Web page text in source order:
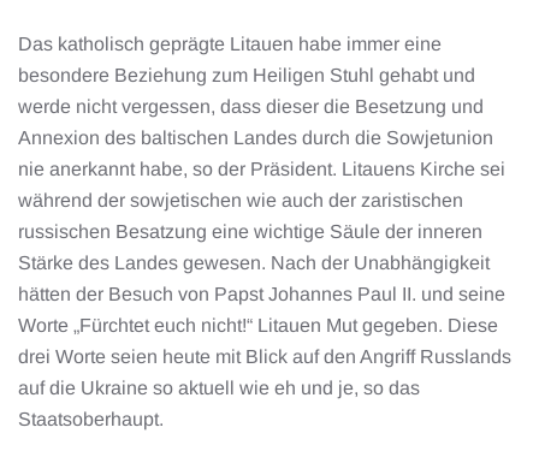
Das katholisch geprägte Litauen habe immer eine
besondere Beziehung zum Heiligen Stuhl gehabt und
werde nicht vergessen, dass dieser die Besetzung und
Annexion des baltischen Landes durch die Sowjetunion
nie anerkannt habe, so der Präsident. Litauens Kirche sei
während der sowjetischen wie auch der zaristischen
russischen Besatzung eine wichtige Säule der inneren
Stärke des Landes gewesen. Nach der Unabhängigkeit
hätten der Besuch von Papst Johannes Paul II. und seine
Worte „Fürchtet euch nicht!“ Litauen Mut gegeben. Diese
drei Worte seien heute mit Blick auf den Angriff Russlands
auf die Ukraine so aktuell wie eh und je, so das
Staatsoberhaupt.